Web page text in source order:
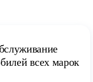
всех марок